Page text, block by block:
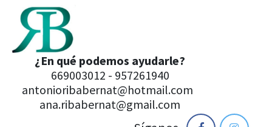
¿En qué podemos ayudarle?
669003012 - 957261940
antonioribabernat@hotmail.com
ana.ribabernat@gmail.com